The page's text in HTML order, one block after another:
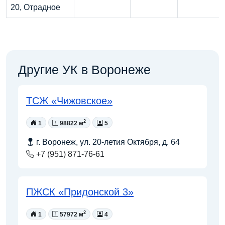
20, Отрадное
Другие УК в Воронеже
ТСЖ «Чижовское»
1 98822 м2 5
г. Воронеж, ул. 20-летия Октября, д. 64
+7 (951) 871-76-61
ПЖСК «Придонской 3»
1 57972 м2 4